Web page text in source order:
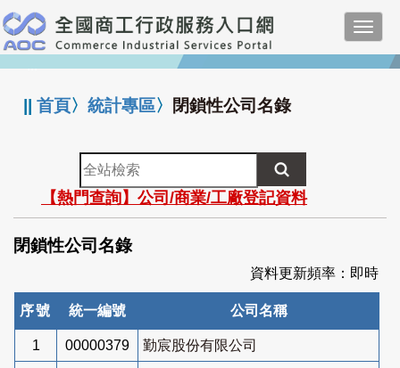
跳
到
主
要
:::
||首頁〉統計專區〉 閉鎖性公司名錄
全
站
檢
索
【熱門查詢】公司/商業/工廠登記資料
閉鎖性公司名錄
資料更新頻率：即時
序號 統一編號 公司名稱
1 00000379 勤宸股份有限公司